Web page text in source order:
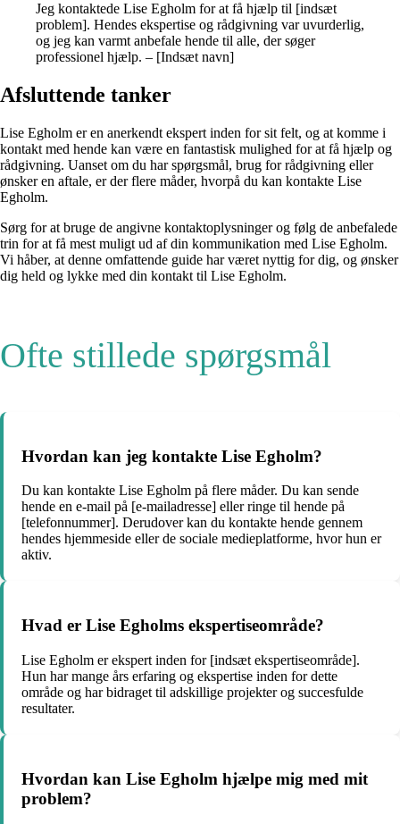
Jeg kontaktede Lise Egholm for at få hjælp til [indsæt
problem]. Hendes ekspertise og rådgivning var uvurderlig,
og jeg kan varmt anbefale hende til alle, der søger
professionel hjælp. – [Indsæt navn]
Afsluttende tanker
Lise Egholm er en anerkendt ekspert inden for sit felt, og at komme i
kontakt med hende kan være en fantastisk mulighed for at få hjælp og
rådgivning. Uanset om du har spørgsmål, brug for rådgivning eller
ønsker en aftale, er der flere måder, hvorpå du kan kontakte Lise
Egholm.
Sørg for at bruge de angivne kontaktoplysninger og følg de anbefalede
trin for at få mest muligt ud af din kommunikation med Lise Egholm.
Vi håber, at denne omfattende guide har været nyttig for dig, og ønsker
dig held og lykke med din kontakt til Lise Egholm.
Ofte stillede spørgsmål
Hvordan kan jeg kontakte Lise Egholm?
Du kan kontakte Lise Egholm på flere måder. Du kan sende
hende en e-mail på [e-mailadresse] eller ringe til hende på
[telefonnummer]. Derudover kan du kontakte hende gennem
hendes hjemmeside eller de sociale medieplatforme, hvor hun er
aktiv.
Hvad er Lise Egholms ekspertiseområde?
Lise Egholm er ekspert inden for [indsæt ekspertiseområde].
Hun har mange års erfaring og ekspertise inden for dette
område og har bidraget til adskillige projekter og succesfulde
resultater.
Hvordan kan Lise Egholm hjælpe mig med mit
problem?